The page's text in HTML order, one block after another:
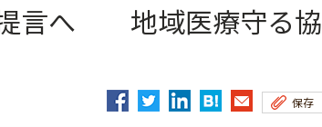
提言へ 地域医療守る協
保存